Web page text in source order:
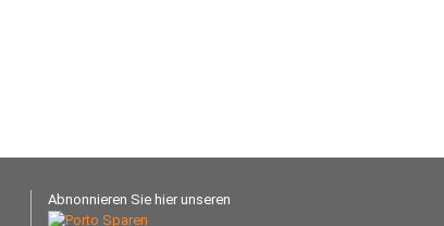
Abnonnieren Sie hier unseren